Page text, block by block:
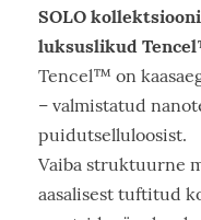
SOLO
luksuslikud
Tencel™ on
– valmistatud
puidutselluloosist.
Vaiba struktuurne
aasalisest tuftitud